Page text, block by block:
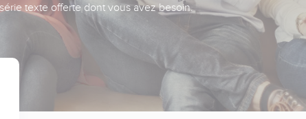
texte offerte dont vous avez besoin.